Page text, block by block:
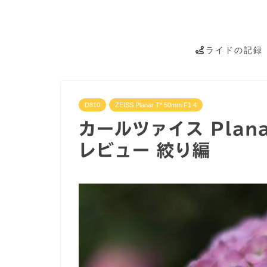
ライドの記録
D810 ZEISS Planar T* 50mm F1.4
カールツァイス
レビュー 絞り編